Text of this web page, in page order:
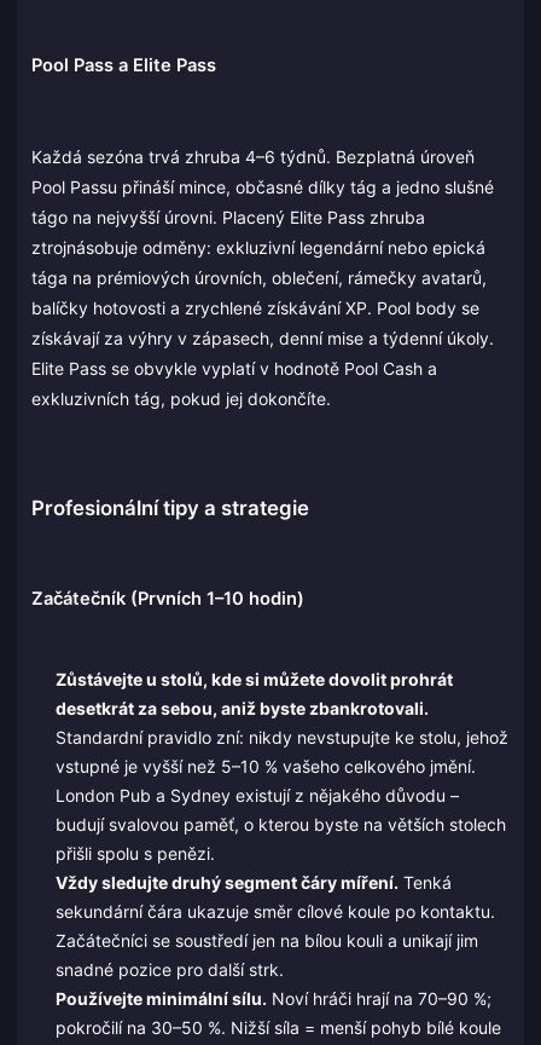
Pool Pass a Elite Pass
Každá sezóna trvá zhruba 4–6 týdnů. Bezplatná úroveň
Pool Passu přináší mince, občasné dílky tág a jedno slušné
tágo na nejvyšší úrovni. Placený Elite Pass zhruba
ztrojnásobuje odměny: exkluzivní legendární nebo epická
tága na prémiových úrovních, oblečení, rámečky avatarů,
balíčky hotovosti a zrychlené získávání XP. Pool body se
získávají za výhry v zápasech, denní mise a týdenní úkoly.
Elite Pass se obvykle vyplatí v hodnotě Pool Cash a
exkluzivních tág, pokud jej dokončíte.
Profesionální tipy a strategie
Začátečník (Prvních 1–10 hodin)
Zůstávejte u stolů, kde si můžete dovolit prohrát
desetkrát za sebou, aniž byste zbankrotovali.
Standardní pravidlo zní: nikdy nevstupujte ke stolu, jehož
vstupné je vyšší než 5–10 % vašeho celkového jmění.
London Pub a Sydney existují z nějakého důvodu –
budují svalovou paměť, o kterou byste na větších stolech
přišli spolu s penězi.
Vždy sledujte druhý segment čáry míření. Tenká
sekundární čára ukazuje směr cílové koule po kontaktu.
Začátečníci se soustředí jen na bílou kouli a unikají jim
snadné pozice pro další strk.
Používejte minimální sílu. Noví hráči hrají na 70–90 %;
pokročilí na 30–50 %. Nižší síla = menší pohyb bílé koule